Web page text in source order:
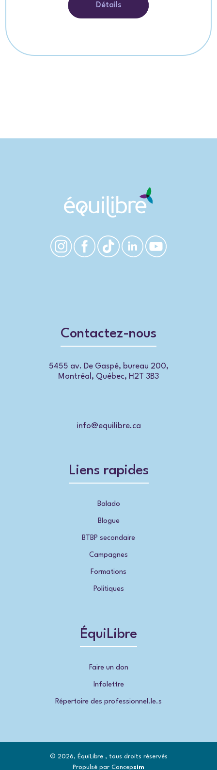
Détails
Contactez-nous
5455 av. De Gaspé, bureau 200,
Montréal, Québec, H2T 3B3
info@equilibre.ca
Liens rapides
Balado
Blogue
BTBP secondaire
Campagnes
Formations
Politiques
ÉquiLibre
Faire un don
Infolettre
Répertoire des professionnel.le.s
© 2026, ÉquiLibre , tous droits réservés
Propulsé par Concepsim